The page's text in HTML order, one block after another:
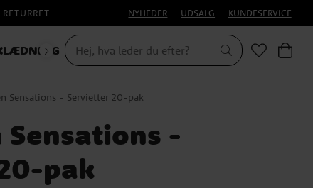
NYHEDER UDSALG KUNDESERVICE
HALLOWEEN
Sensations - Servietter 20-pak
-
pak